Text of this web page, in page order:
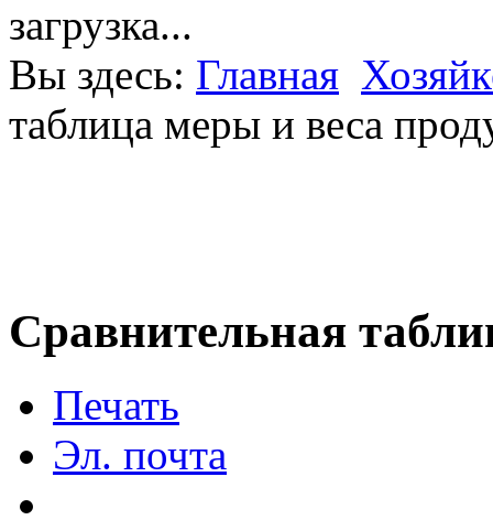
загрузка...
Вы здесь: Главная
таблица меры и веса
Сравнительная
Печать
Эл. почта